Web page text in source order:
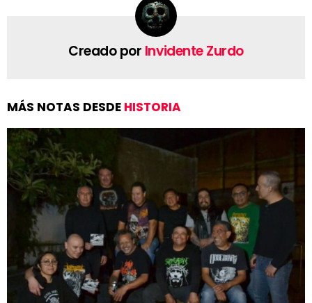
Creado por Invidente Zurdo
MÁS NOTAS DESDE HISTORIA